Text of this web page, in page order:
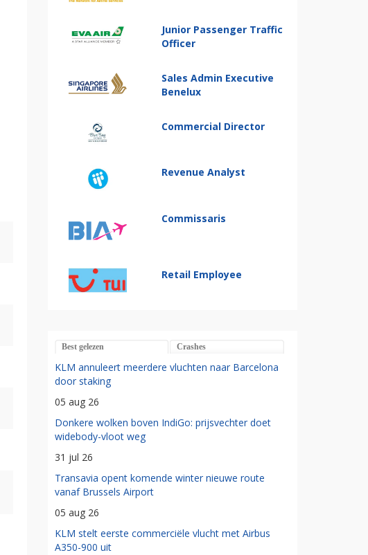
Junior Passenger Traffic
Officer
Sales Admin Executive
Benelux
Commercial Director
Revenue Analyst
Commissaris
Retail Employee
Best gelezen Crashes
KLM annuleert meerdere vluchten naar Barcelona
door staking
05 aug 26
Donkere wolken boven IndiGo: prijsvechter doet
widebody-vloot weg
31 jul 26
Transavia opent komende winter nieuwe route
vanaf Brussels Airport
05 aug 26
KLM stelt eerste commerciële vlucht met Airbus
A350-900 uit